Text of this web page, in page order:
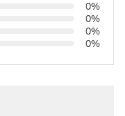
0%
0%
0%
0%